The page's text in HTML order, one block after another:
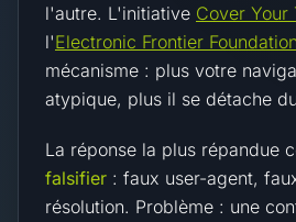
l'autre. L'initiative Cover Your
l'Electronic Frontier Foundation
mécanisme : plus votre
atypique, plus il se détache
La réponse la plus répandue
falsifier : faux user-agent,
résolution. Problème : une